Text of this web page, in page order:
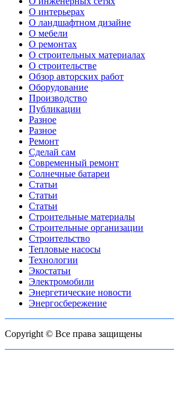
О интерьерах
О ландшафтном дизайне
О мебели
О ремонтах
О строительных материалах
О строительстве
Обзор авторских работ
Оборудование
Производство
Публикации
Разное
Разное
Ремонт
Сделай сам
Современный ремонт
Солнечные батареи
Статьи
Статьи
Статьи
Строительные материалы
Строительные организации
Строительство
Тепловые насосы
Технологии
Экостатьи
Электромобили
Энергетические новости
Энергосбережение
Copyright © Все права защищены